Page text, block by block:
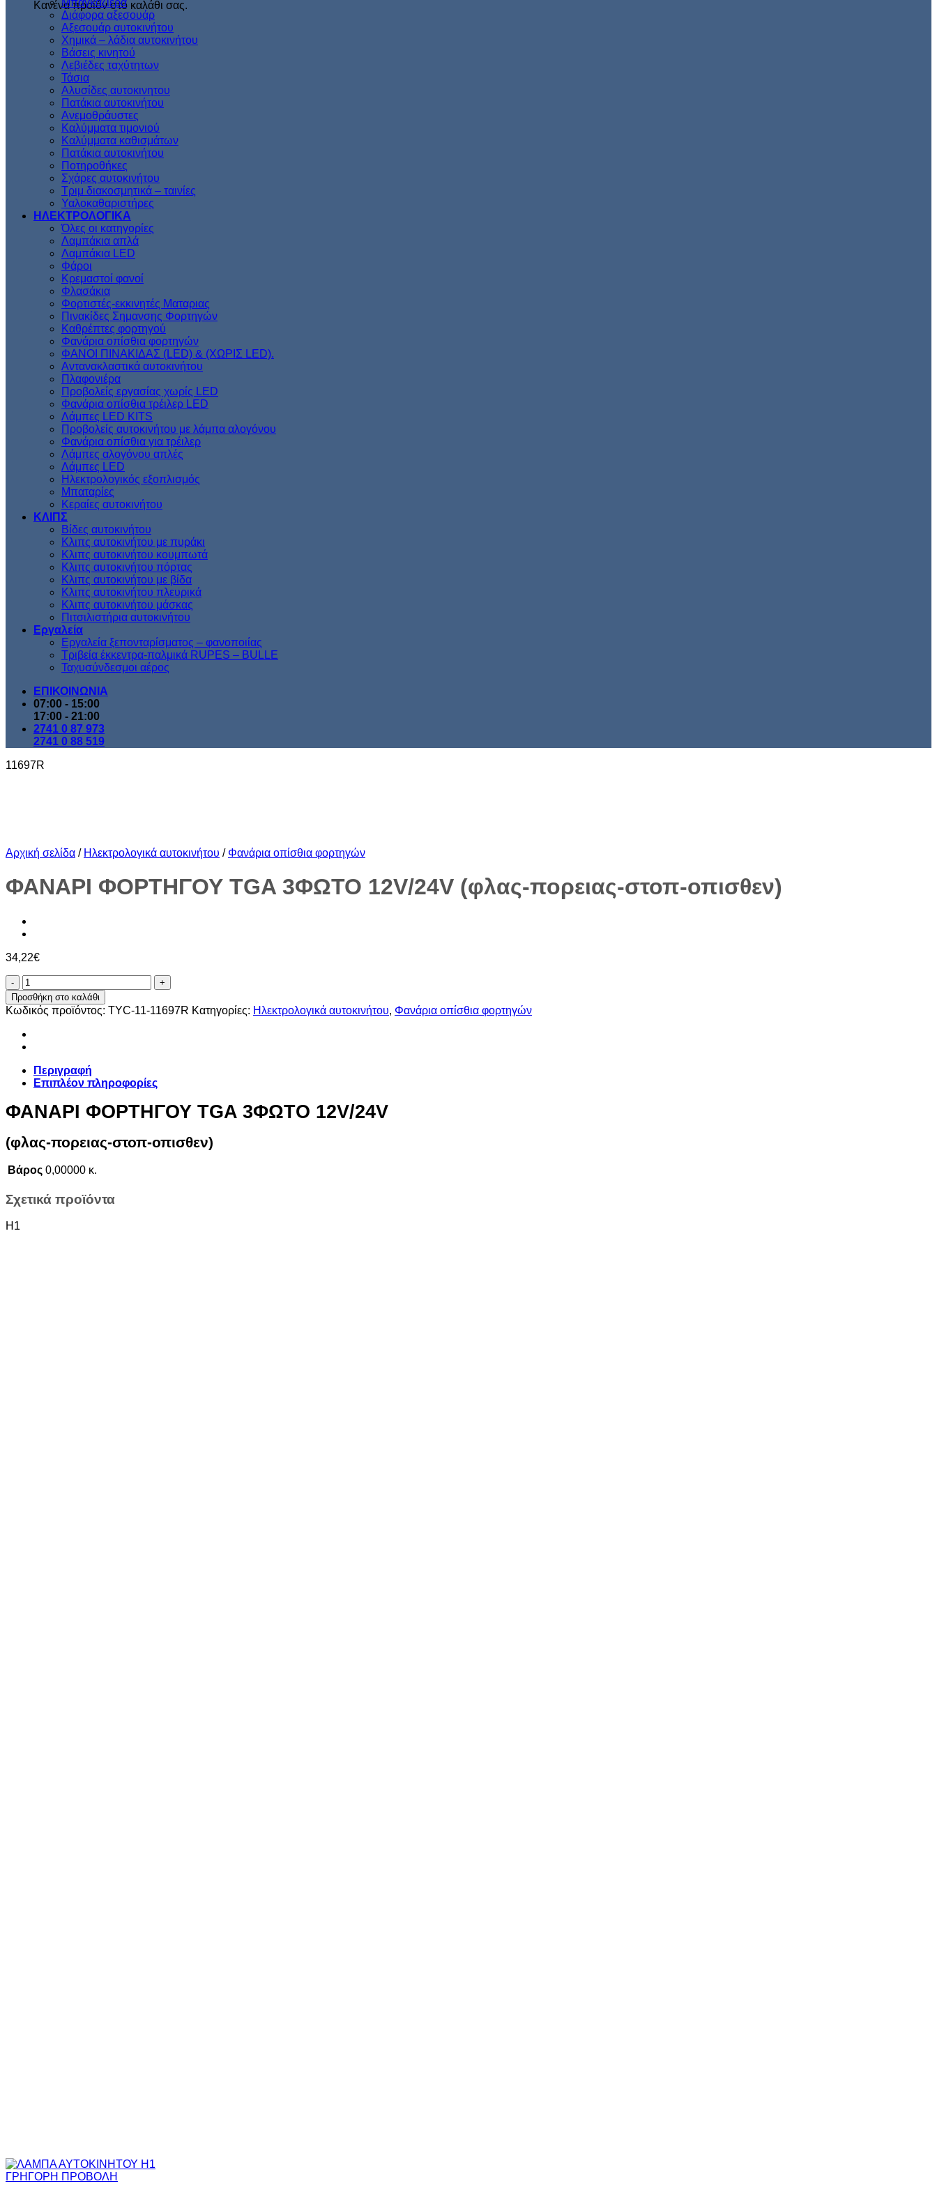
Κανένα προϊόν στο καλάθι σας.
Μπαγκαζιέρα
Διάφορα αξεσουάρ
Αξεσουάρ αυτοκινήτου
Χημικά – λάδια αυτοκινήτου
Βάσεις κινητού
Λεβιέδες ταχύτητων
Τάσια
Αλυσίδες αυτοκινητου
Πατάκια αυτοκινήτου
Ανεμοθράυστες
Καλύμματα τιμονιού
Καλύμματα καθισμάτων
Πατάκια αυτοκινήτου
Ποτηροθήκες
Σχάρες αυτοκινήτου
Τριμ διακοσμητικά – ταινίες
Υαλοκαθαριστήρες
ΗΛΕΚΤΡΟΛΟΓΙΚΑ
Όλες οι κατηγορίες
Λαμπάκια απλά
Λαμπάκια LED
Φάροι
Κρεμαστοί φανοί
Φλασάκια
Φορτιστές-εκκινητές Ματαριας
Πινακίδες Σημανσης Φορτηγών
Kαθρέπτες φορτηγού
Φανάρια οπίσθια φορτηγών
ΦΑΝΟΙ ΠΙΝΑΚΙΔΑΣ (LED) & (XΩΡΙΣ LED).
Aντανακλαστικά αυτοκινήτου
Πλαφονιέρα
Προβολείς εργασίας χωρίς LED
Φανάρια οπίσθια τρέιλερ LED
Λάμπες LED KITS
Προβολείς αυτοκινήτου με λάμπα αλογόνου
Φανάρια οπίσθια για τρέιλερ
Λάμπες αλογόνου απλές
Λάμπες LED
Ηλεκτρολογικός εξοπλισμός
Μπαταρίες
Κεραίες αυτοκινήτου
ΚΛΙΠΣ
Βίδες αυτοκινήτου
Kλιπς αυτοκινήτου με πυράκι
Kλιπς αυτοκινήτου κουμπωτά
Κλιπς αυτοκινήτου πόρτας
Κλιπς αυτοκινήτου με βίδα
Kλιπς αυτοκινήτου πλευρικά
Kλιπς αυτοκινήτου μάσκας
Πιτσιλιστήρια αυτοκινήτου
Εργαλεία
Εργαλεία ξεπονταρίσματος – φανοποιίας
Τριβεία έκκεντρα-παλμικά RUPES – BULLE
Ταχυσύνδεσμοι αέρος
ΕΠΙΚΟΙΝΩΝΙΑ
07:00 - 15:00
17:00 - 21:00
2741 0 87 973
2741 0 88 519
11697R
Αρχική σελίδα / Ηλεκτρολογικά αυτοκινήτου / Φανάρια οπίσθια φορτηγών
ΦΑΝΑΡΙ ΦΟΡΤΗΓΟΥ TGA 3ΦΩΤΟ 12V/24V (φλας-πορειας-στοπ-οπισθεν)
34,22€
ΦΑΝΑΡΙ
ΦΟΡΤΗΓΟΥ
TGA
3ΦΩΤΟ
12V/24V
(φλας-
στοπ-
οπισθεν)
Προσθήκη στο καλάθι
Κωδικός προϊόντος: TYC-11-11697R Κατηγορίες: Ηλεκτρολογικά αυτοκινήτου, Φανάρια οπίσθια φορτηγών
Περιγραφή
Επιπλέον πληροφορίες
ΦΑΝΑΡΙ ΦΟΡΤΗΓΟΥ TGA 3ΦΩΤΟ 12V/24V
(φλας-πορειας-στοπ-οπισθεν)
Βάρος 0,00000 κ.
Σχετικά προϊόντα
H1
ΓΡΗΓΟΡΗ ΠΡΟΒΟΛΗ